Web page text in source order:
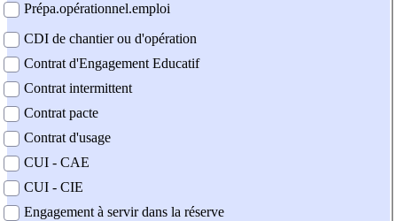
Prépa.opérationnel.emploi
CDI de chantier ou d'opération
Contrat d'Engagement Educatif
Contrat intermittent
Contrat pacte
Contrat d'usage
CUI - CAE
CUI - CIE
Engagement à servir dans la réserve